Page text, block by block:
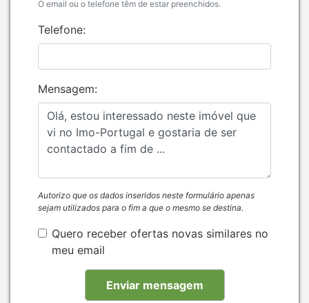
O email ou o telefone têm de estar preenchidos.
Telefone:
Mensagem:
Autorizo que os dados inseridos neste formulário apenas
sejam utilizados para o fim a que o mesmo se destina.
Quero receber ofertas novas similares no
meu email